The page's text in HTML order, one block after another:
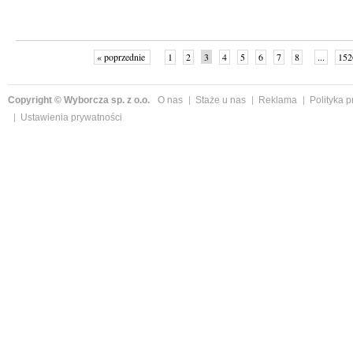
« poprzednie 1 2 3 4 5 6 7 8 ...
Copyright © Wyborcza sp. z o.o. O nas Staże u nas Reklama
Polityka
Ustawienia prywatności